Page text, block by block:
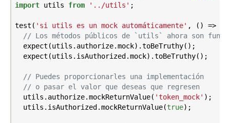
import utils from '../utils' ;
test( 'si utils es un mock automáticamente' , () => {
// Los métodos públicos de `utils` ahora son
  expect(utils.authorize.mock).toBeTruthy();
  expect(utils.isAuthorized.mock).toBeTruthy();
// Puedes proporcionarles una implementación
// o pasar el valor que deseas que regresen
  utils.authorize.mockReturnValue(
'token_mock' );
  utils.isAuthorized.mockReturnValue(
true);